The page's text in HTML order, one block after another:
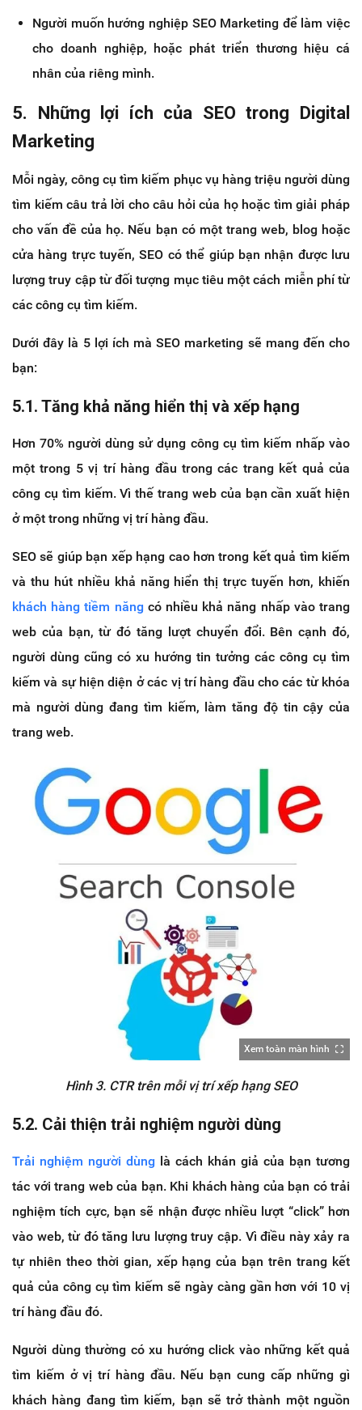
Người muốn hướng nghiệp SEO Marketing để làm việc
cho doanh nghiệp, hoặc phát triển thương hiệu cá
nhân của riêng mình.
5. Những lợi ích của SEO trong Digital
Marketing
Mỗi ngày, công cụ tìm kiếm phục vụ hàng triệu người dùng
tìm kiếm câu trả lời cho câu hỏi của họ hoặc tìm giải pháp
cho vấn đề của họ. Nếu bạn có một trang web, blog hoặc
cửa hàng trực tuyến, SEO có thể giúp bạn nhận được lưu
lượng truy cập từ đối tượng mục tiêu một cách miễn phí từ
các công cụ tìm kiếm.
Dưới đây là 5 lợi ích mà SEO marketing sẽ mang đến cho
bạn:
5.1. Tăng khả năng hiển thị và xếp hạng
Hơn 70% người dùng sử dụng công cụ tìm kiếm nhấp vào
một trong 5 vị trí hàng đầu trong các trang kết quả của
công cụ tìm kiếm. Vì thế trang web của bạn cần xuất hiện
ở một trong những vị trí hàng đầu.
SEO sẽ giúp bạn xếp hạng cao hơn trong kết quả tìm kiếm
và thu hút nhiều khả năng hiển thị trực tuyến hơn, khiến
khách hàng tiềm năng có nhiều khả năng nhấp vào trang
web của bạn, từ đó tăng lượt chuyển đổi. Bên cạnh đó,
người dùng cũng có xu hướng tin tưởng các công cụ tìm
kiếm và sự hiện diện ở các vị trí hàng đầu cho các từ khóa
mà người dùng đang tìm kiếm, làm tăng độ tin cậy của
trang web.
Xem toàn màn hình
Hình 3. CTR trên mỗi vị trí xếp hạng SEO
5.2. Cải thiện trải nghiệm người dùng
Trải nghiệm người dùng là cách khán giả của bạn tương
tác với trang web của bạn. Khi khách hàng của bạn có trải
nghiệm tích cực, bạn sẽ nhận được nhiều lượt “click” hơn
vào web, từ đó tăng lưu lượng truy cập. Vì điều này xảy ra
tự nhiên theo thời gian, xếp hạng của bạn trên trang kết
quả của công cụ tìm kiếm sẽ ngày càng gần hơn với 10 vị
trí hàng đầu đó.
Người dùng thường có xu hướng click vào những kết quả
tìm kiếm ở vị trí hàng đầu. Nếu bạn cung cấp những gì
khách hàng đang tìm kiếm, bạn sẽ trở thành một nguồn